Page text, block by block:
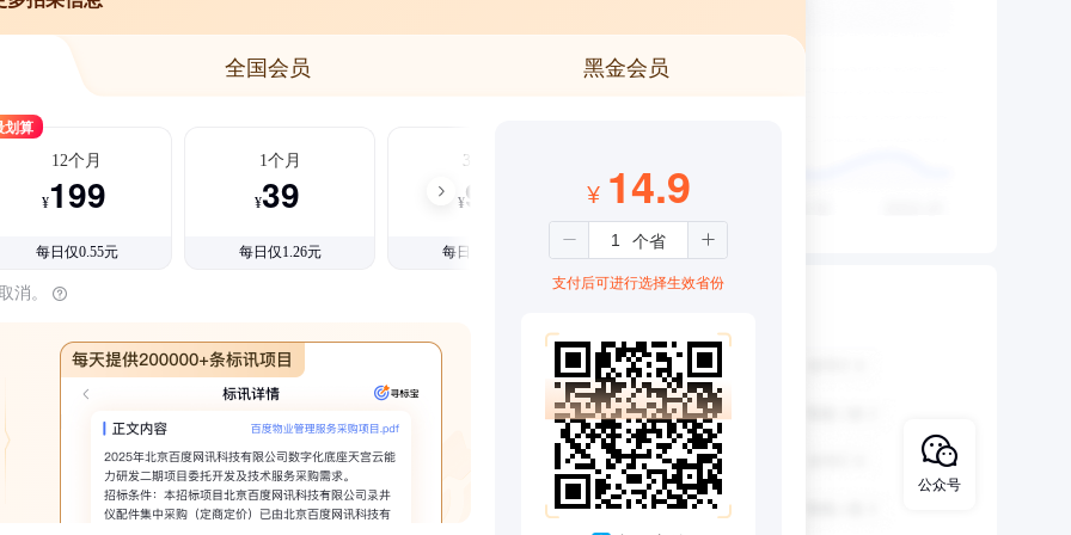
全国会员 黑金会员
划算
12个月
¥199
每日仅0.55元
1个月
¥39
每日仅1.26元
3个月
¥99
每日仅1.08元
消。
¥ 14.9
支付后可进行选择生效省份
公众号